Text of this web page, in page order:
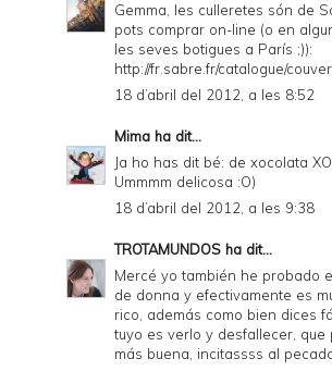
D
F
Gemma, les culleretes són de
pots comprar on-line (o en
les seves botigues a París ;)):
http://fr.sabre.fr/catalogue/
18 d’abril del 2012, a les 8:52
Mima ha dit...
Ja ho has dit bé: de xocolata
Ummmm delicosa :O)
18 d’abril del 2012, a les 9:38
TROTAMUNDOS ha dit...
Mercé yo también he probado
de donna y efectivamente es
rico, además como bien dices
tuyo es verlo y desfallecer, que
más buena, incitassss al